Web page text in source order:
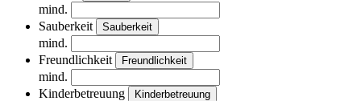
mind.
Sauberkeit
Sauberkeit
mind.
Freundlichkeit
Freundlichkeit
mind.
Kinderbetreuung
Kinderbetreuung